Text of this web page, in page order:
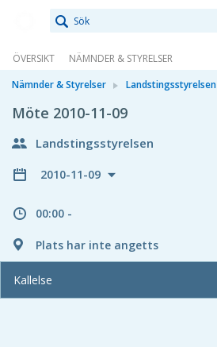
ÖVERSIKT
NÄMNDER & STYRELSER
Nämnder & Styrelser
Landstingsstyrelsen
Möte 2010-11-09
Landstingsstyrelsen
2010-11-09
00:00 -
Plats har inte angetts
Kallelse